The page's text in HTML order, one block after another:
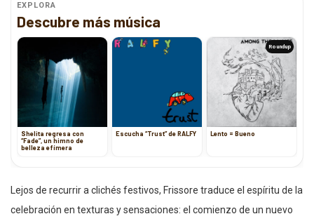
EXPLORA
Descubre más música
Shelita regresa con
“Fade”, un himno de
belleza efímera
Escucha “Trust” de RALFY
Roundup
Lento = Bueno
Lejos de recurrir a clichés festivos, Frissore traduce el espíritu de la
celebración en texturas y sensaciones: el comienzo de un nuevo